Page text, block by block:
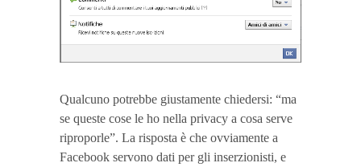
Qualcuno potrebbe giustamente chiedersi: “ma
se queste cose le ho nella privacy a cosa serve
riproporle”. La risposta è che ovviamente a
Facebook servono dati per gli inserzionisti, e